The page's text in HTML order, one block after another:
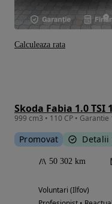
Skoda Fabia 1.0 TSI
Promovat Detalii
50 302 km
Voluntari (Ilfov)
Calculeaza rata